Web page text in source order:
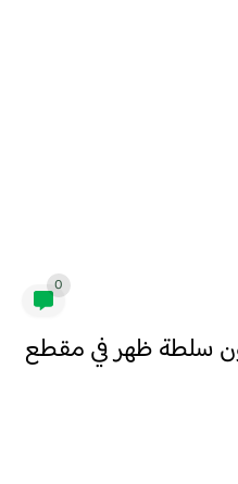
0
سلطة ظهر في مقطع